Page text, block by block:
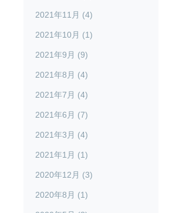
2021年11月 (4)
2021年10月 (1)
2021年9月 (9)
2021年8月 (4)
2021年7月 (4)
2021年6月 (7)
2021年3月 (4)
2021年1月 (1)
2020年12月 (3)
2020年8月 (1)